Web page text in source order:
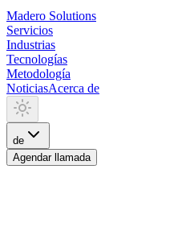
Madero Solutions
Servicios
Industrias
Tecnologías
Metodología
NoticiasAcerca de
de
Agendar llamada